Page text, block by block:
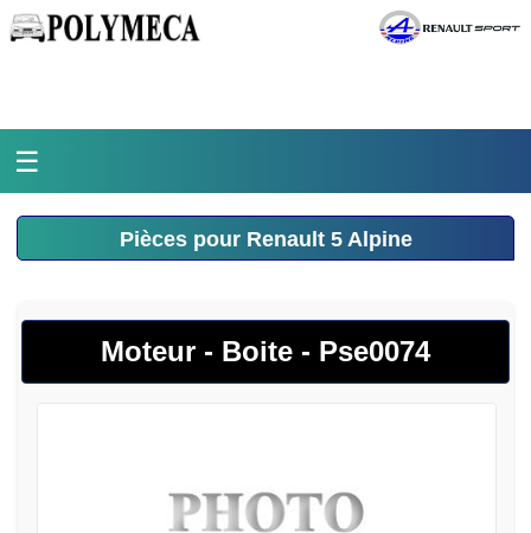
☰
Accueil
La médiathèque
L'histoire
Pièces pour Renault 5 Alpine
Moteur - Boite - Pse0074